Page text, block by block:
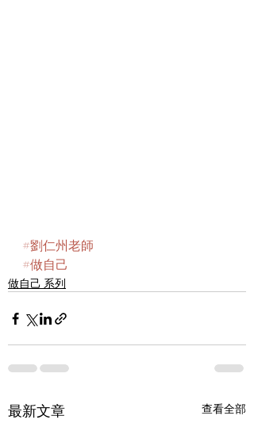
#劉仁州老師
#做自己
做自己 系列
最新文章 查看全部